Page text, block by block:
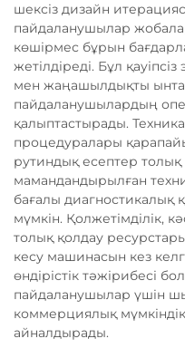
шексіз дизайн
пайдаланушылар
көшірмес бұрын
жетілдіреді. Бұл
мен жаңашылдықты
пайдаланушылардың
қалыптастырады.
процедуралары
рутиндық есептер
мамандандырылған
бағалы диагностикалық
мүмкін. Қолжетімділік,
толық қолдау
кесу машинасын кез
өндірістік тәжірибесі
пайдаланушылар үшін
коммерциялық
айналдырады.